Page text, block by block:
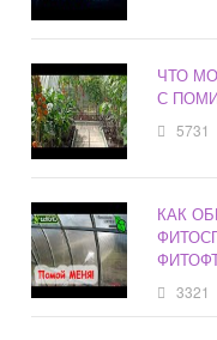
ЧТО
С
5731
КАК
3321